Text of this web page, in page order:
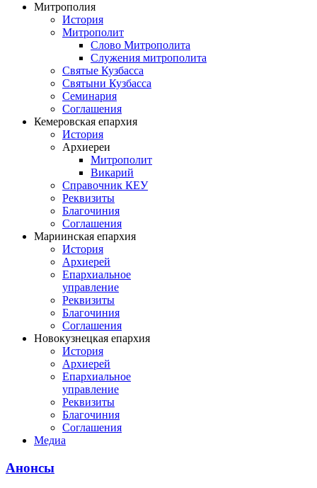
Митрополия
История
Митрополит
Слово Митрополита
Служения митрополита
Святые Кузбасса
Святыни Кузбасса
Семинария
Соглашения
Кемеровская епархия
История
Архиереи
Митрополит
Викарий
Справочник КЕУ
Реквизиты
Благочиния
Соглашения
Мариинская епархия
История
Архиерей
Епархиальное
управление
Реквизиты
Благочиния
Соглашения
Новокузнецкая епархия
История
Архиерей
Епархиальное
управление
Реквизиты
Благочиния
Соглашения
Медиа
Анонсы